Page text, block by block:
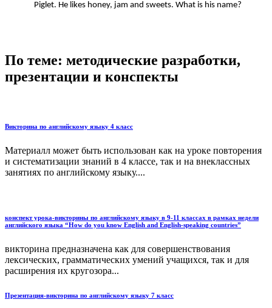
Piglet. He likes honey, jam and sweets. What is his name?
По теме: методические разработки,
презентации и конспекты
Викторина по английскому языку 4 класс
Материалл может быть использован как на уроке повторения
и систематизации знаний в 4 классе, так и на внеклассных
занятиях по английскому языку....
конспект урока-викторины по английскому языку в 9-11 классах в рамках недели
английского языка “How do you know English and English-speaking countries”
викторина предназначена как для совершенствования
лексических, грамматических умений учащихся, так и для
расширения их кругозора...
Презентация-викторина по английскому языку 7 класс